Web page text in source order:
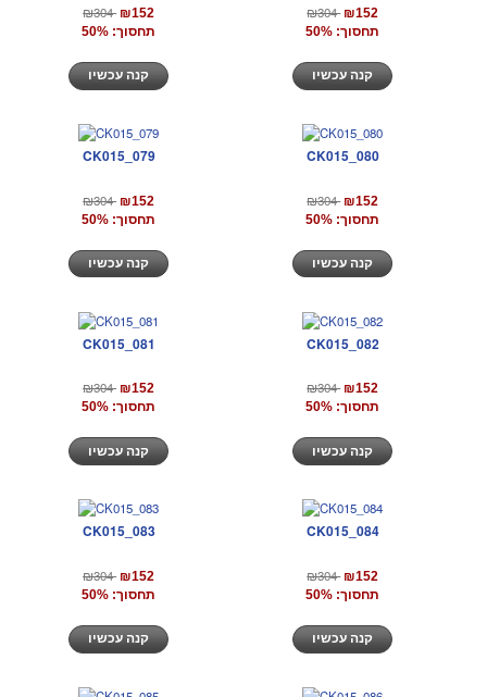
₪304 ₪152
תחסוך: 50%
₪304 ₪152
תחסוך: 50%
CK015_079
₪304 ₪152
תחסוך: 50%
CK015_080
₪304 ₪152
תחסוך: 50%
CK015_081
₪304 ₪152
תחסוך: 50%
CK015_082
₪304 ₪152
תחסוך: 50%
CK015_083
₪304 ₪152
תחסוך: 50%
CK015_084
₪304 ₪152
תחסוך: 50%